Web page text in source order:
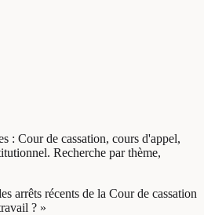
: Cour de cassation, cours d'appel,
Recherche par thème,
arrêts récents de la Cour de cassation
? »